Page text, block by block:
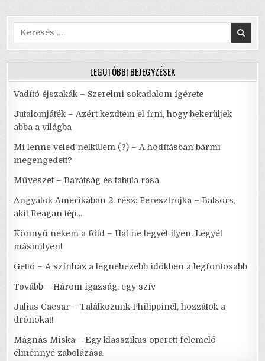
k
SEMMIJE,
AZ
ÉR?
Search
for:
LEGUTÓBBI BEJEGYZÉSEK
Vadító éjszakák – Szerelmi sokadalom ígérete
Jutalomjáték – Azért kezdtem el írni, hogy bekerüljek
abba a világba
Mi lenne veled nélkülem (?) – A hódításban bármi
megengedett?
Művészet – Barátság és tabula rasa
Angyalok Amerikában 2. rész: Peresztrojka – Balsors,
akit Reagan tép…
Könnyű nekem a föld – Hát ne legyél ilyen. Legyél
másmilyen!
Gettó – A színház a legnehezebb időkben a legfontosabb
Tovább – Három igazság, egy szív
Julius Caesar – Találkozunk Philippinél, hozzátok a
drónokat!
Mágnás Miska – Egy klasszikus operett felemelő
élménnyé zabolázása